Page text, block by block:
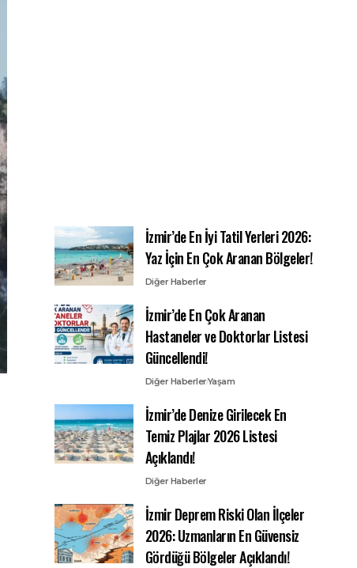
İzmir’de En İyi Tatil Yerleri 2026:
Yaz İçin En Çok Aranan Bölgeler!
Diğer Haberler
İzmir’de En Çok Aranan
Hastaneler ve Doktorlar Listesi
Güncellendi!
Diğer HaberlerYaşam
İzmir’de Denize Girilecek En
Temiz Plajlar 2026 Listesi
Açıklandı!
Diğer Haberler
İzmir Deprem Riski Olan İlçeler
2026: Uzmanların En Güvensiz
Gördüğü Bölgeler Açıklandı!